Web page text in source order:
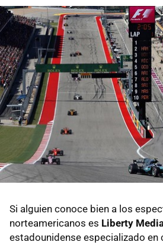
Si alguien conoce bien a los
norteamericanos es Liberty
estadounidense especializado en